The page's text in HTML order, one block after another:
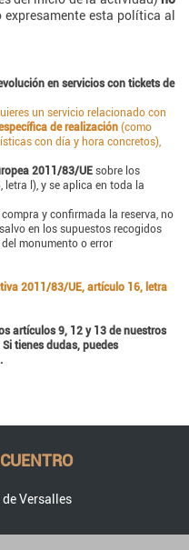
esta política al
en servicios con tickets de
un servicio relacionado con
de realización (como
con día y hora concretos),
2011/83/UE sobre los
letra l), y se aplica en toda la
y confirmada la reserva, no
en los supuestos recogidos
monumento o error
2011/83/UE, artículo 16, letra
artículos 9, 12 y 13 de nuestros
tienes dudas, puedes
Versalles